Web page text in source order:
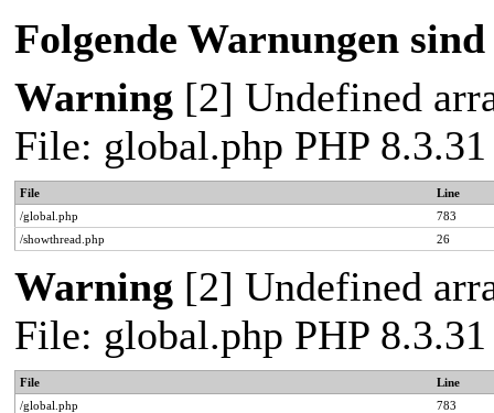
Folgende Warnungen
Warning [2] Undefined
File: global.php PHP
File
Line
/global.php
783
/showthread.php
26
Warning [2] Undefined
File: global.php PHP
File
Line
/global.php
783